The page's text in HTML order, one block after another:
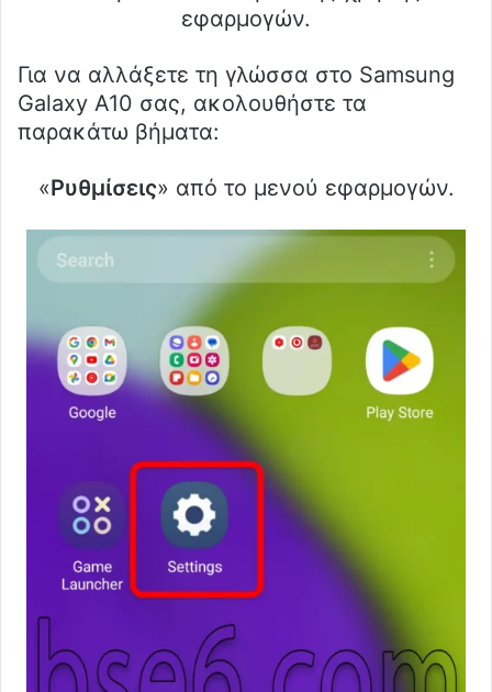
εφαρμογών.
Για να αλλάξετε τη γλώσσα στο Samsung
Galaxy A10 σας, ακολουθήστε τα
παρακάτω βήματα:
«Ρυθμίσεις» από το μενού εφαρμογών.